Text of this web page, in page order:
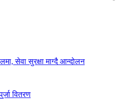
सेवा सुरक्षा माग्दै आन्दोलन
वितरण